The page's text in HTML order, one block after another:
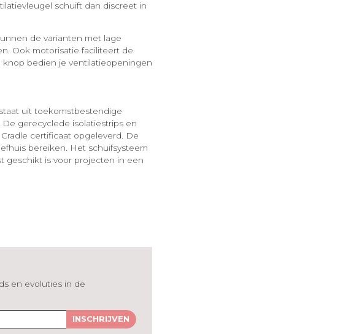
schuift dan discreet in
de varianten met lage
Ook motorisatie faciliteert de
bedien je ventilatieopeningen
uit toekomstbestendige
gerecyclede isolatiestrips en
certificaat opgeleverd. De
bereiken. Het schuifsysteem
geschikt is voor projecten in een
en evoluties in de
INSCHRIJVEN